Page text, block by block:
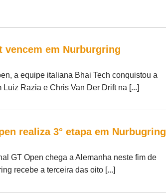
vencem em Nurburgring
a equipe italiana Bhai Tech conquistou a
Razia e Chris Van Der Drift na [...]
realiza 3° etapa em Nurbugring
GT Open chega a Alemanha neste fim de
recebe a terceira das oito [...]